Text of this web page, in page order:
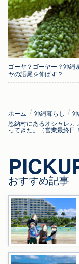
ゴーヤ？ゴーヤー？沖縄
ヤの語尾を伸ばす？
ホーム 沖縄暮らし
恩納村にあるオシャレカ
ってきた。（営業最終日
おすすめ記事